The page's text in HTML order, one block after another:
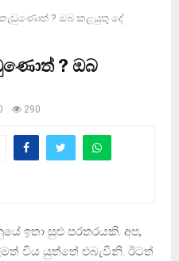
? ඔබ කළයුතු දේ
? ඔබ
290
ඉතා සුළු පරතරයකි. අප,
විය යුත්තේ එබැවිනි. ඊටත්